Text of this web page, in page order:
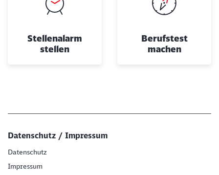
Stellenalarm
stellen
Berufstest
machen
Datenschutz / Impressum
Datenschutz
Impressum